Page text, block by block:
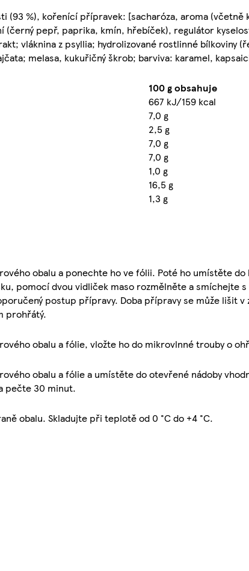
(93 %), kořenící přípravek: [sacharóza, aroma
pepř, paprika, kmín, hřebíček), regulátor
vláknina z psyllia; hydrolizované rostlinné bílkoviny
melasa, kukuřičný škrob; barviva: karamel,
100 g obsahuje
667 kJ/159 kcal
7,0 g
2,5 g
7,0 g
7,0 g
1,0 g
16,5 g
1,3 g
obalu a ponechte ho ve fólii. Poté ho umístěte
pomocí dvou vidliček maso rozmělněte a smíchejte
postup přípravy. Doba přípravy se může lišit
prohřátý.
obalu a fólie, vložte ho do mikrovlnné trouby o
obalu a fólie a umístěte do otevřené nádoby
pečte 30 minut.
obalu. Skladujte při teplotě od 0 °C do +4 °C.